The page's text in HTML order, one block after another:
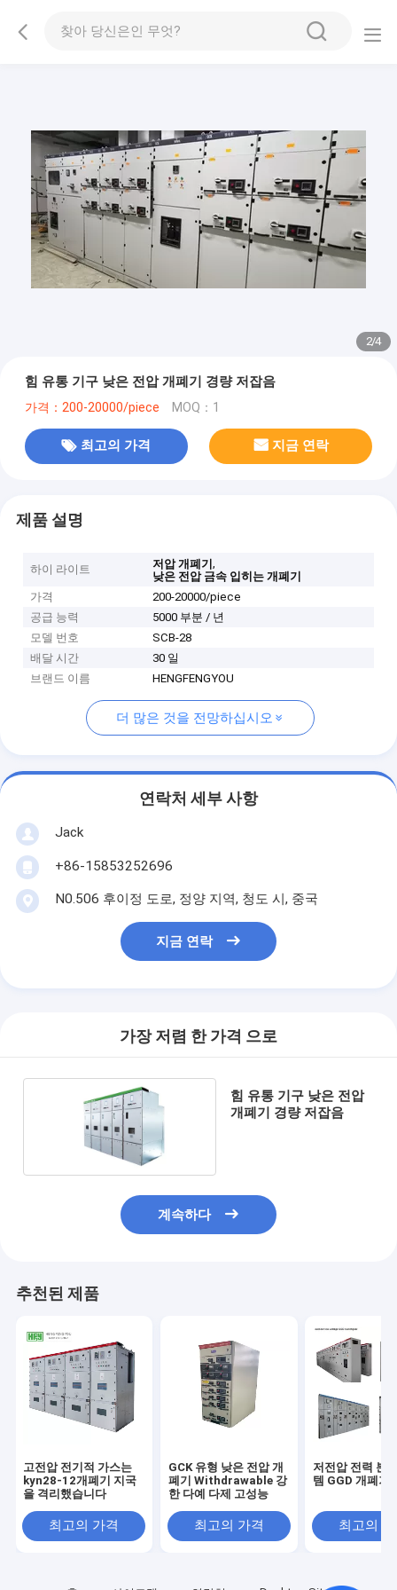
2/4
힘 유통 기구 낮은 전압 개폐기 경량 저잡음
가격：200-20000/piece MOQ：1
최고의 가격 지금 연락
제품 설명
하이 라이트 저압 개폐기,
낮은 전압 금속 입히는 개폐기
가격
200-20000/piece
공급 능력
5000 부분 / 년
모델 번호
SCB-28
배달 시간
30 일
브랜드 이름
HENGFENGYOU
더 많은 것을 전망하십시오
연락처 세부 사항
Jack
+86-15853252696
N0.506 후이정 도로, 정양 지역, 청도 시, 중국
지금 연락
가장 저렴 한 가격 으로
힘 유통 기구 낮은 전압
개폐기 경량 저잡음
계속하다
추천된 제품
고전압 전기적 가스는
kyn28-12개폐기 지국
을 격리했습니다
최고의 가격
GCK 유형 낮은 전압 개
폐기 Withdrawable 강
한 다예 다제 고성능
최고의 가격
저전압 전력 분
템 GGD 개폐기
최고의